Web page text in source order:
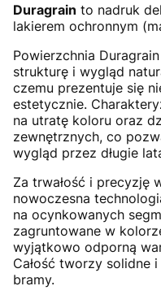
Duragrain to nadruk
lakierem ochronnym
Powierzchnia
strukturę i wygląd
czemu prezentuje się
estetycznie.
na utratę koloru oraz
zewnętrznych, co
wygląd przez długie
Za trwałość i precyzję
nowoczesna
na ocynkowanych
zagruntowane w
wyjątkowo odporną
Całość tworzy solidne
bramy.